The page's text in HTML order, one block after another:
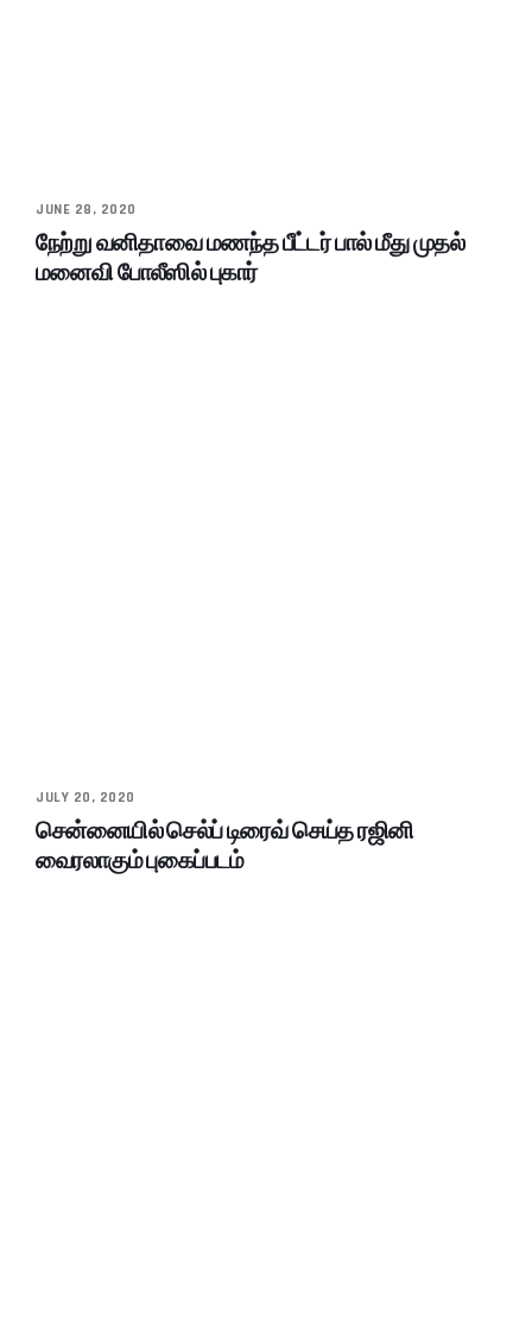
JUNE 28, 2020
நேற்று வனிதாவை மணந்த பீட்டர் பால் மீது முதல்
மனைவி போலீஸில் புகார்
JULY 20, 2020
சென்னையில் செல்ப் டிரைவ் செய்த ரஜினி
வைரலாகும் புகைப்படம்